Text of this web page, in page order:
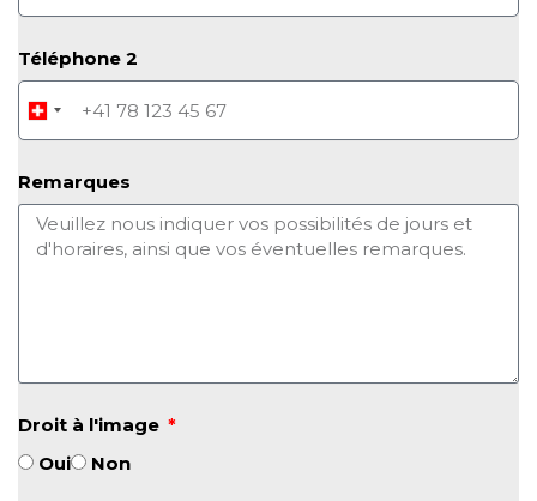
Téléphone 2
Remarques
Droit à l'image
Oui
Non